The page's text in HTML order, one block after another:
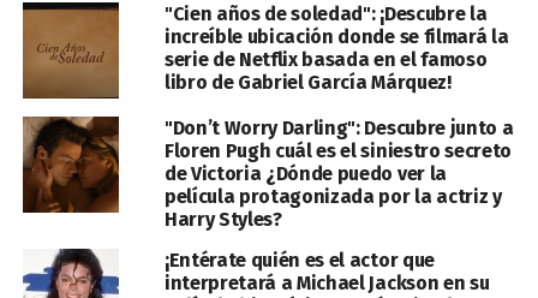
"Cien años de soledad": ¡Descubre la
increíble ubicación donde se filmará la
serie de Netflix basada en el famoso
libro de Gabriel García Márquez!
"Don’t Worry Darling": Descubre junto a
Floren Pugh cuál es el siniestro secreto
de Victoria ¿Dónde puedo ver la
película protagonizada por la actriz y
Harry Styles?
¡Entérate quién es el actor que
interpretará a Michael Jackson en su